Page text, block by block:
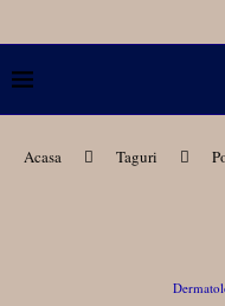
Acasa Taguri